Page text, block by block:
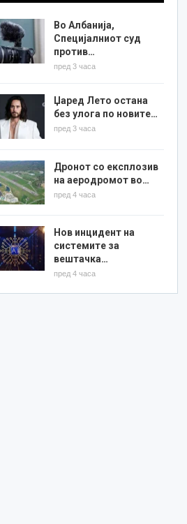
Во Албанија,
Специјалниот суд
против…
пред 3 часа
Џаред Лето остана
без улога по новите…
пред 3 часа
Дронот со експлозив
на аеродромот во…
пред 4 часа
Нов инцидент на
системите за
вештачка…
пред 4 часа